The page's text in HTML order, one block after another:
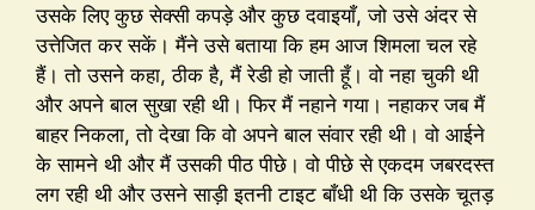
उसके लिए कुछ सेक्सी कपड़े और कुछ दवाइयाँ, जो उसे अंदर से
उत्तेजित कर सकें। मैंने उसे बताया कि हम आज शिमला चल रहे
हैं। तो उसने कहा, ठीक है, मैं रेडी हो जाती हूँ। वो नहा चुकी थी
और अपने बाल सुखा रही थी। फिर मैं नहाने गया। नहाकर जब मैं
बाहर निकला, तो देखा कि वो अपने बाल संवार रही थी। वो आईने
के सामने थी और मैं उसकी पीठ पीछे। वो पीछे से एकदम जबरदस्त
लग रही थी और उसने साड़ी इतनी टाइट बाँधी थी कि उसके चूतड़